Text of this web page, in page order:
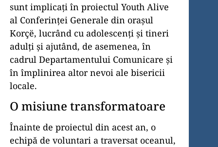
sunt implicați în proiectul Youth Alive
al Conferinței Generale din orașul
Korçë, lucrând cu adolescenți și tineri
adulți și ajutând, de asemenea, în
cadrul Departamentului Comunicare și
în împlinirea altor nevoi ale bisericii
locale.
O misiune transformatoare
Înainte de proiectul din acest an, o
echipă de voluntari a traversat oceanul,